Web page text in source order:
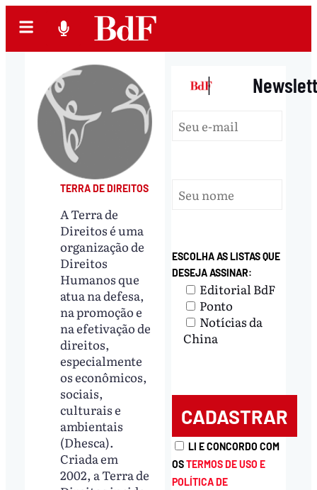
TERRA DE DIREITOS
A Terra de
Direitos é uma
organização de
Direitos
Humanos que
atua na defesa,
na promoção e
na efetivação de
direitos,
especialmente
os econômicos,
sociais,
culturais e
ambientais
(Dhesca).
Criada em
2002, a Terra de
|
ESCOLHA AS LISTAS QUE
DESEJA ASSINAR:
Editorial BdF
Ponto
Notícias da
China
LI E CONCORDO COM
OSTERMOS DE USO E
POLÍTICA DE